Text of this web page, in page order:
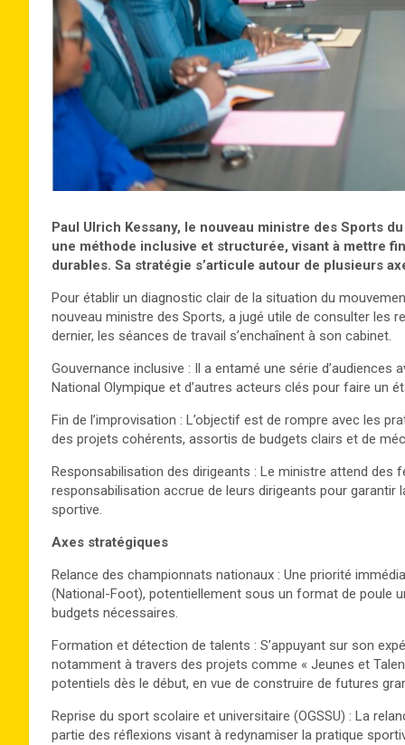
Paul Ulrich Kessany, le nouveau ministre des Sports
une méthode inclusive et structurée, visant à mettre
durables. Sa stratégie s’articule autour de plusieurs
Pour établir un diagnostic clair de la situation du
nouveau ministre des Sports, a jugé utile de consulter les
dernier, les séances de travail s’enchaînent à son cabinet.
Gouvernance inclusive : Il a entamé une série
National Olympique et d’autres acteurs clés pour faire un
Fin de l’improvisation : L’objectif est de rompre avec les
des projets cohérents, assortis de budgets clairs et de
Responsabilisation des dirigeants : Le ministre attend
responsabilisation accrue de leurs dirigeants pour garantir
sportive.
Axes stratégiques
Relance des championnats nationaux : Une priorité
(National-Foot), potentiellement sous un format de poule
budgets nécessaires.
Formation et détection de talents : S’appuyant sur son
notamment à travers des projets comme « Jeunes et
potentiels dès le début, en vue de construire de futures
Reprise du sport scolaire et universitaire (OGSSU) : La
partie des réflexions visant à redynamiser la pratique